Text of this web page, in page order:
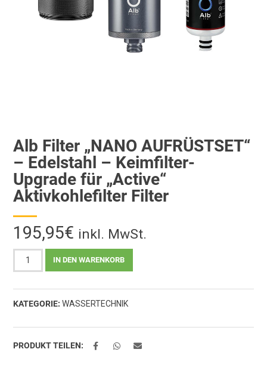
Alb Filter „NANO AUFRÜSTSET“
– Edelstahl – Keimfilter-
Upgrade für „Active“
Aktivkohlefilter Filter
195,95€ inkl. MwSt.
AUFRÜSTSET"
-
-
Keimfilter-
IN DEN WARENKORB
KATEGORIE: WASSERTECHNIK
PRODUKT TEILEN: